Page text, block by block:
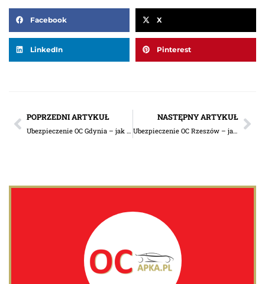
Facebook X
LinkedIn Pinterest
POPRZEDNI ARTYKUŁ
Ubezpieczenie OC Gdynia – jak wybrać dobrą polisę dla swojego samochodu?
NASTĘPNY ARTYKUŁ
Ubezpieczenie OC Rzeszów – jak dokonać odpowiedniego wyboru?